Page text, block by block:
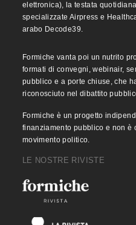
elettronica), la testata
specializzate Airpress e
arabo Decode39.
Formiche vanta poi un nutrito
formati di convegni, webinair,
pubblico e a porte chiuse, che
riconosciuto nel dibattito
Formiche è un progetto
finanziamento pubblico e non è
movimento politico.
LE NOSTRE RIVISTE